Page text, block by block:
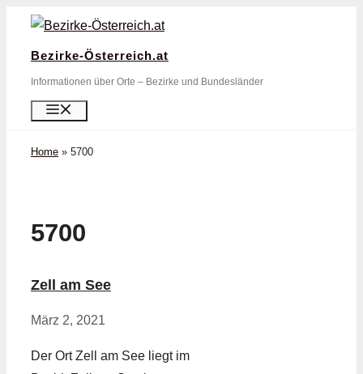
Zum
springen
Bezirke-Österreich.at
Informationen über Orte – Bezirke und Bundesländer
Home » 5700
5700
Zell am See
März 2, 2021
Der Ort Zell am See liegt im